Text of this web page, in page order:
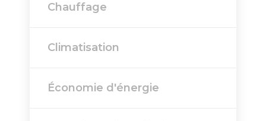
Chauffage
Climatisation
Économie d'énergie